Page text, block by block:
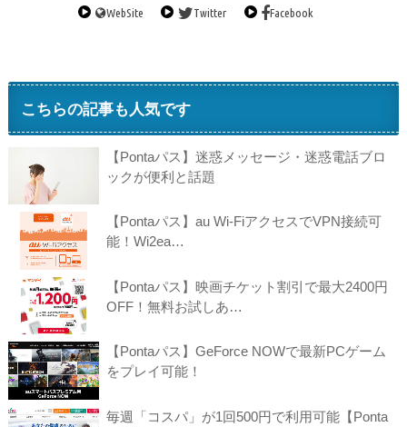
WebSite Twitter Facebook
こちらの記事も人気です
【Pontaパス】迷惑メッセージ・迷惑電話ブロ
ックが便利と話題
【Pontaパス】au Wi-FiアクセスでVPN接続可
能！Wi2ea…
【Pontaパス】映画チケット割引で最大2400円
OFF！無料お試しあ…
【Pontaパス】GeForce NOWで最新PCゲーム
をプレイ可能！
毎週「コスパ」が1回500円で利用可能【Ponta